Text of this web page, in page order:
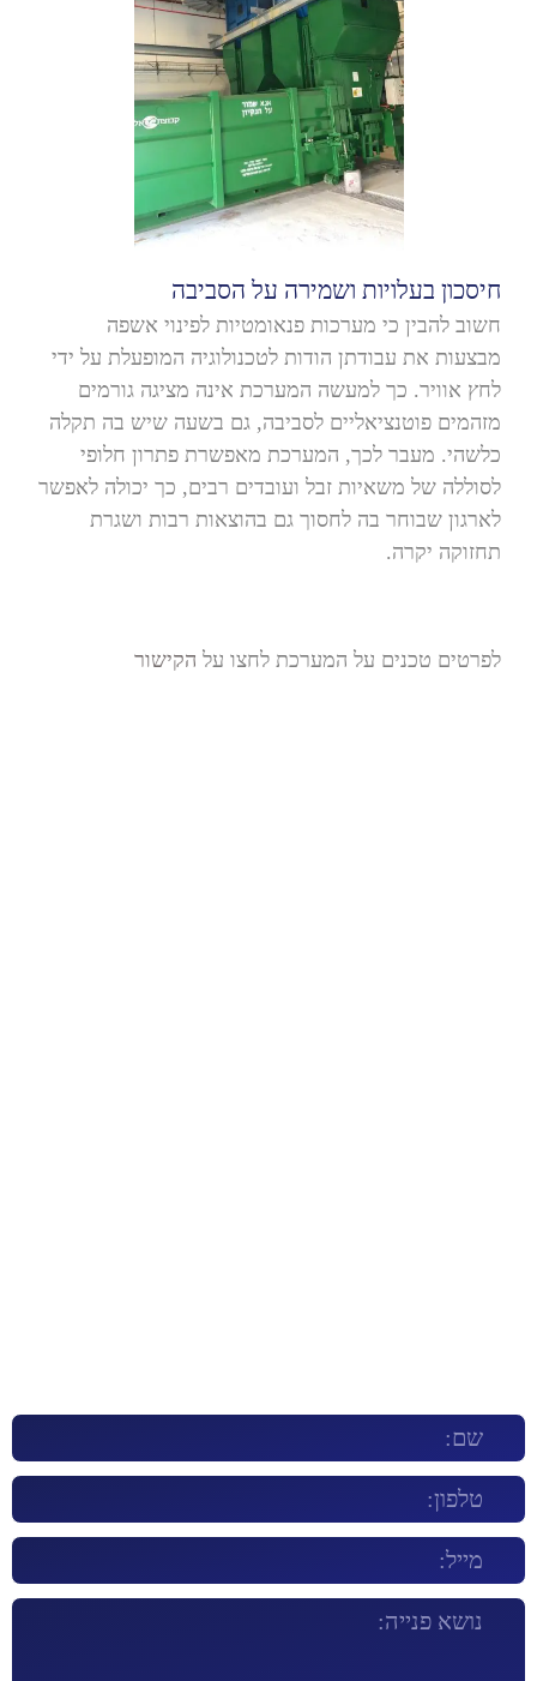
חיסכון בעלויות ושמירה על הסביבה
חשוב להבין כי מערכות פנאומטיות לפינוי אשפה
מבצעות את עבודתן הודות לטכנולוגיה המופעלת על ידי
לחץ אוויר. כך למעשה המערכת אינה מציגה גורמים
מזהמים פוטנציאליים לסביבה, גם בשעה שיש בה תקלה
כלשהי. מעבר לכך, המערכת מאפשרת פתרון חלופי
לסוללה של משאיות זבל ועובדים רבים, כך יכולה לאפשר
לארגון שבוחר בה לחסוך גם בהוצאות רבות ושגרת
תחזוקה יקרה.
לפרטים טכנים על המערכת לחצו על הקישור